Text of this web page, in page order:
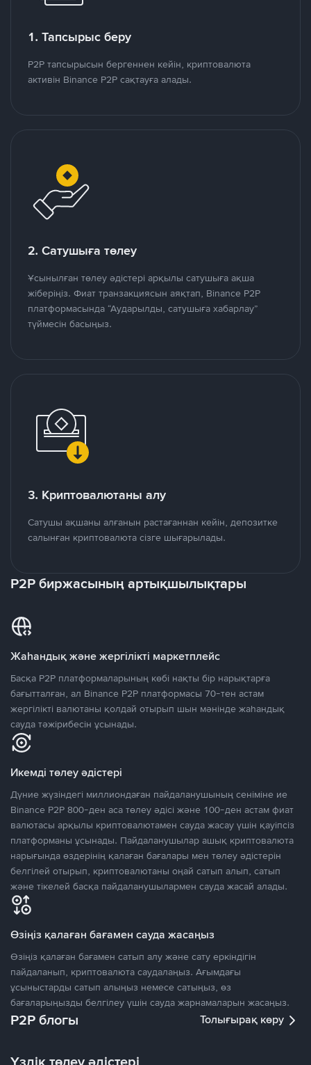
1. Тапсырыс беру
P2P тапсырысын бергеннен кейін, криптовалюта
активін Binance P2P сақтауға алады.
2. Сатушыға төлеу
Ұсынылған төлеу әдістері арқылы сатушыға ақша
жіберіңіз. Фиат транзакциясын аяқтап, Binance P2P
платформасында “Аударылды, сатушыға хабарлау”
түймесін басыңыз.
3. Криптовалютаны алу
Сатушы ақшаны алғанын растағаннан кейін, депозитке
салынған криптовалюта сізге шығарылады.
P2P биржасының артықшылықтары
Жаһандық және жергілікті маркетплейс
Басқа P2P платформаларының көбі нақты бір нарықтарға
бағытталған, ал Binance P2P платформасы 70-тен астам
жергілікті валютаны қолдай отырып шын мәнінде жаһандық
сауда тәжірибесін ұсынады.
Икемді төлеу әдістері
Дүние жүзіндегі миллиондаған пайдаланушының сеніміне ие
Binance P2P 800-ден аса төлеу әдісі және 100-ден астам фиат
валютасы арқылы криптовалютамен сауда жасау үшін қауіпсіз
платформаны ұсынады. Пайдаланушылар ашық криптовалюта
нарығында өздерінің қалаған бағалары мен төлеу әдістерін
белгілей отырып, криптовалютаны оңай сатып алып, сатып
және тікелей басқа пайдаланушылармен сауда жасай алады.
Өзіңіз қалаған бағамен сауда жасаңыз
Өзіңіз қалаған бағамен сатып алу және сату еркіндігін
пайдаланып, криптовалюта саудалаңыз. Ағымдағы
ұсыныстарды сатып алыңыз немесе сатыңыз, өз
бағаларыңызды белгілеу үшін сауда жарнамаларын жасаңыз.
P2P блогы Толығырақ көру